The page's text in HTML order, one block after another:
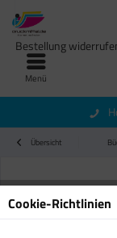
Menü
Bestellung
Übersicht
Cookie-Richtlinien